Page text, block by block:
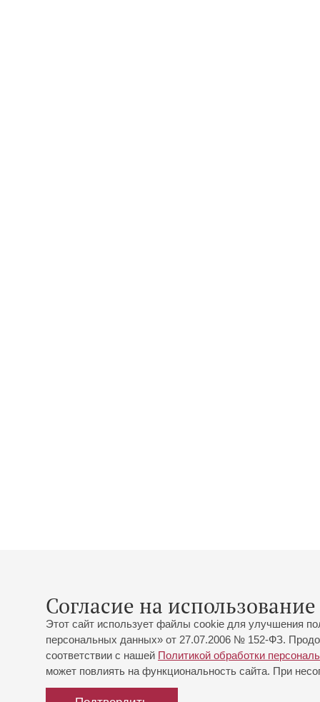
Согласие на
Этот сайт использует файлы cookie для улучшения
персональных данных» от 27.07.2006 № 152-ФЗ.
соответствии с нашей Политикой обработки
может повлиять на функциональность сайта. При